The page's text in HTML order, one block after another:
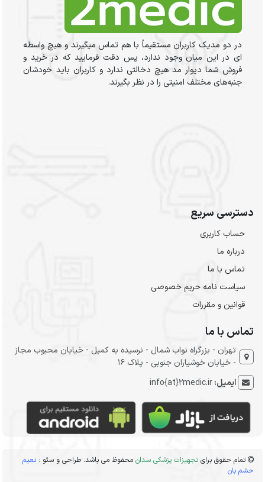
در دو مدیک کاربران مستقیماً با هم تماس میگیرند و هیچ واسطه
ای در این میان وجود ندارد، پس دقت فرمایید که در خرید و
فروشِ شما دیوار مد هیچ دخالتی ندارد و کاربران باید خودشان
جنبه‌های مختلف امنیتی را در نظر بگیرند.
دسترسی سریع
حساب کاربری
درباره ما
تماس با ما
سیاست نامه حریم خصوصی
قوانین و مقررات
تماس با ما
تهران - بزرگراه نواب شمال - نرسیده به کمیل - خیابان محبوب مجاز
- خیابان خوشیاران جنوبی - پلاک 16
ایمیل:info{at}2medic.ir
تمام حقوق برایتجهیزات پزشکی سدان محفوظ می باشد. طراحی و سئو :نعیم
حشم بان